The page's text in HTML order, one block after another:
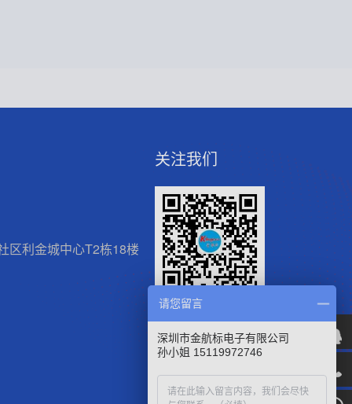
区利金城中心T2栋18楼
关注我们
微信官方公众号
请您留言
深圳市金航标电子有限公司
孙小姐 15119972746